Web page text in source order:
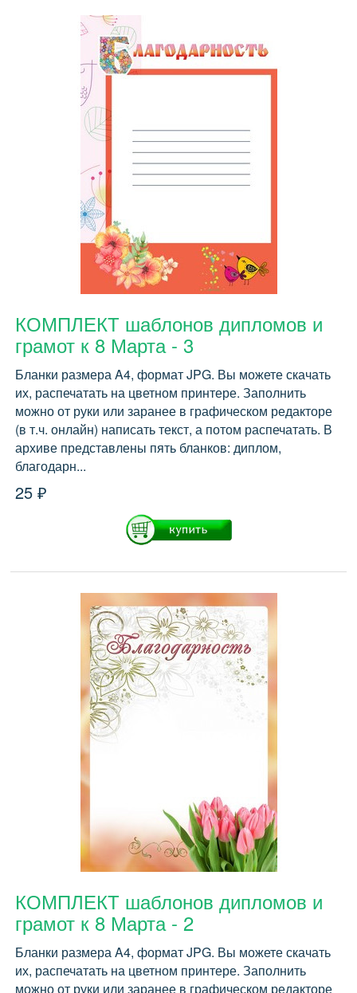
КОМПЛЕКТ шаблонов дипломов и
грамот к 8 Марта - 3
Бланки размера A4, формат JPG. Вы можете скачать
их, распечатать на цветном принтере. Заполнить
можно от руки или заранее в графическом редакторе
(в т.ч. онлайн) написать текст, а потом распечатать. В
архиве представлены пять бланков: диплом,
благодарн...
25 ₽
КОМПЛЕКТ шаблонов дипломов и
грамот к 8 Марта - 2
Бланки размера A4, формат JPG. Вы можете скачать
их, распечатать на цветном принтере. Заполнить
можно от руки или заранее в графическом редакторе